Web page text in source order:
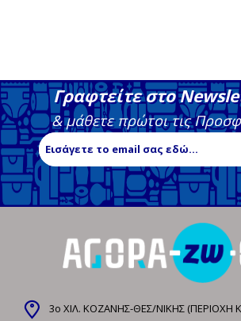
Γραφτείτε στο
& μάθετε πρώτοι τις
3ο ΧΙΛ. ΚΟΖΑΝΗΣ-ΘΕΣ/ΝΙΚΗΣ (ΠΕΡΙΟΧΗ